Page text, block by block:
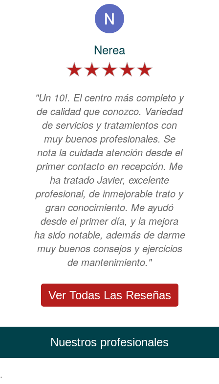
Nerea
"Un 10!. El centro más completo y
de calidad que conozco. Variedad
de servicios y tratamientos con
muy buenos profesionales. Se
nota la cuidada atención desde el
primer contacto en recepción. Me
ha tratado Javier, excelente
profesional, de inmejorable trato y
gran conocimiento. Me ayudó
desde el primer día, y la mejora
ha sido notable, además de darme
muy buenos consejos y ejercicios
de mantenimiento."
Ver Todas Las Reseñas
Nuestros profesionales
.